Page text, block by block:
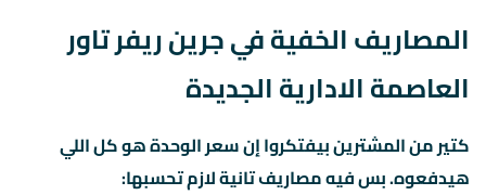
المصاريف الخفية في جرين ريفر تاور
العاصمة الادارية الجديدة
كتير من المشترين بيفتكروا إن سعر الوحدة هو كل اللي
هيدفعوه. بس فيه مصاريف تانية لازم تحسبها: